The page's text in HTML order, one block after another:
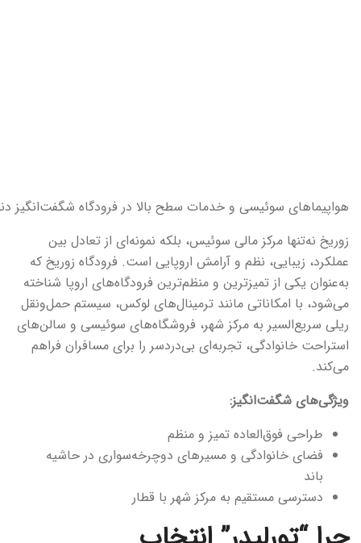
هواپیماهای سوئیسی و خدمات سطح بالا در فرودگاه شگفت‌انگیز
زوریخ نه‌تنها مرکز مالی سوئیس، بلکه نمونه‌ای از تعادل بین
عملکرد، زیبایی، نظم و آرامش اروپایی است. فرودگاه زوریخ که
به‌عنوان یکی از تمیزترین و منظم‌ترین فرودگاه‌های اروپا شناخته
می‌شود، با امکاناتی مانند ترمینال‌های لوکس، سیستم حمل‌ونقل
ریلی سریع‌السیر به مرکز شهر، فروشگاه‌های سوئیسی و سالن‌های
استراحت خانوادگی، تجربه‌ای بی‌دردسر را برای مسافران فراهم
می‌کند.
ویژگی‌های شگفت‌انگیز:
طراحی فوق‌العاده تمیز و منظم
فضای خانوادگی و مسیرهای دوچرخه‌سواری در حاشیه
باند
دسترسی مستقیم به مرکز شهر با قطار